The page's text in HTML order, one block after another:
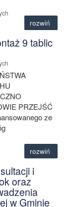
rozwiń
9 tablic
PRZEJŚĆ
ze
rozwiń
i
oraz
w Gminie